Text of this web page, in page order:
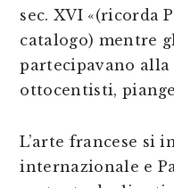
sec. XVI «(ricorda
catalogo) mentre
partecipavano
ottocentisti,
L’arte francese si
internazionale e